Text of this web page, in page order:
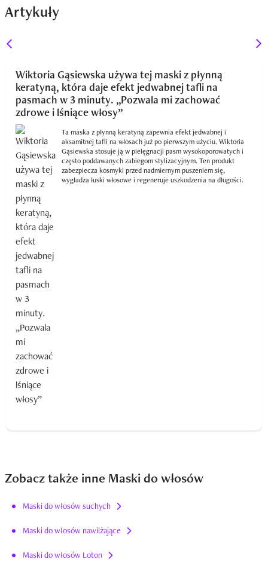
Artykuły
Wiktoria Gąsiewska używa tej maski z płynną
keratyną, która daje efekt jedwabnej tafli na
pasmach w 3 minuty. „Pozwala mi zachować
zdrowe i lśniące włosy”
Ta maska z płynną keratyną zapewnia efekt jedwabnej i
aksamitnej tafli na włosach już po pierwszym użyciu. Wiktoria
Gąsiewska stosuje ją w pielęgnacji pasm wysokoporowatych i
często poddawanych zabiegom stylizacyjnym. Ten produkt
zabezpiecza kosmyki przed nadmiernym puszeniem się,
wygładza łuski włosowe i regeneruje uszkodzenia na długości.
Zobacz także inne Maski do włosów
Maski do włosów suchych
Maski do włosów nawilżające
Maski do włosów Loton